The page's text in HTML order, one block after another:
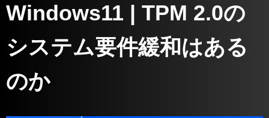
Windows11 | TPM 2.0の
システム要件緩和はある
のか